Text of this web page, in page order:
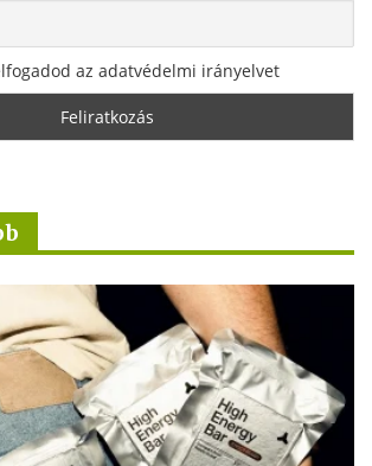
az adatvédelmi irányelvet